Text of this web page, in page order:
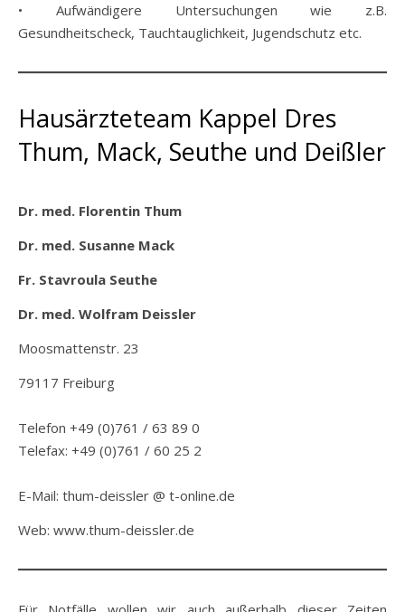
• Aufwändigere Untersuchungen wie z.B.
Gesundheitscheck, Tauchtauglichkeit, Jugendschutz etc.
Hausärzteteam Kappel Dres
Thum, Mack, Seuthe und Deißler
Dr. med. Florentin Thum
Dr. med. Susanne Mack
Fr. Stavroula Seuthe
Dr. med. Wolfram Deissler
Moosmattenstr. 23
79117 Freiburg
Telefon +49 (0)761 / 63 89 0
Telefax: +49 (0)761 / 60 25 2
E-Mail: thum-deissler @ t-online.de
Web: www.thum-deissler.de